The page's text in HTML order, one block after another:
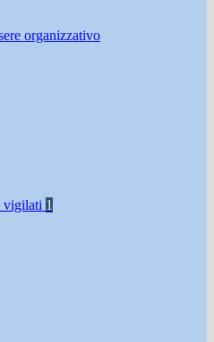
organizzativo
vigilati 1